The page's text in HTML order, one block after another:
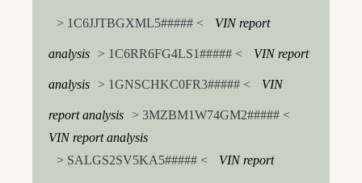
> 1C6JJTBGXML5##### < VIN report
analysis > 1C6RR6FG4LS1##### < VIN report
analysis > 1GNSCHKC0FR3##### < VIN
report analysis
> 3MZBM1W74GM2##### <
VIN report analysis
> SALGS2SV5KA5##### <
VIN report